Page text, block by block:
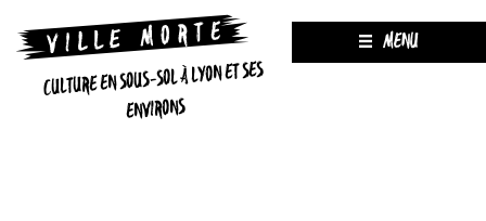
CULTURE EN SOUS-SOL À LYON ET SES
ENVIRONS
MENU